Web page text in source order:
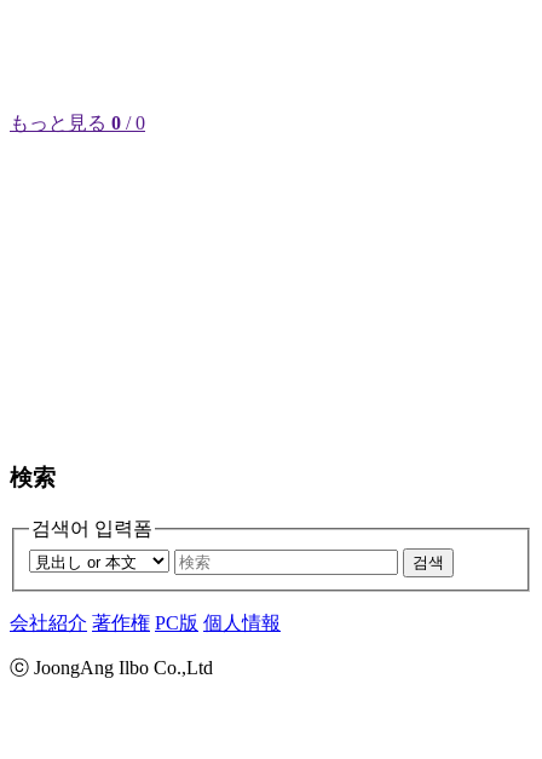
もっと見る 0 / 0
検索
검색어 입력폼
검색
会社紹介 著作権 PC版 個人情報
ⓒ JoongAng Ilbo Co.,Ltd